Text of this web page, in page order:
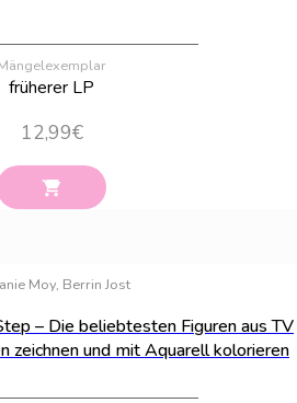
früherer LP
12,99€
Moy, Berrin Jost
– Die beliebtesten Figuren aus TV
zeichnen und mit Aquarell kolorieren